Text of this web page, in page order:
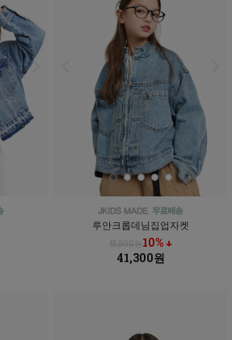
루안크롭데님집업자켓
45,800원10% ↓
41,300원